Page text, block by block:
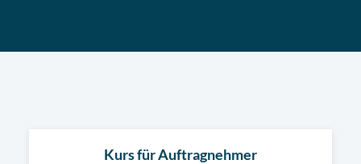
Kurs für Auftragnehmer